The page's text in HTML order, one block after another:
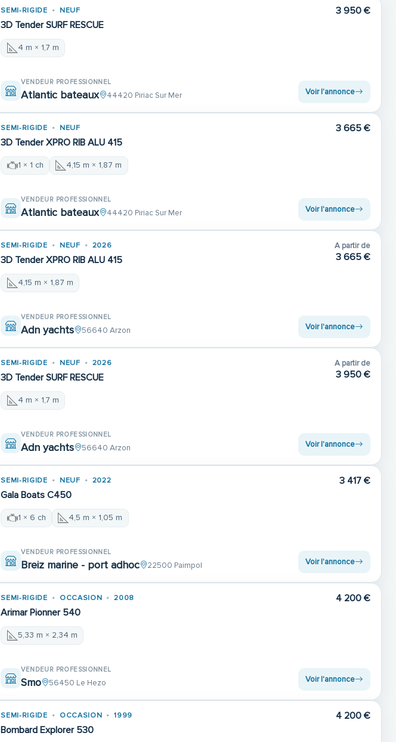
SEMI-RIGIDE NEUF
3D Tender SURF RESCUE
3 950 €
4 m × 1,7 m
VENDEUR PROFESSIONNEL
Atlantic bateaux 44420 Piriac Sur Mer Voir l'annonce
SEMI-RIGIDE NEUF
3D Tender XPRO RIB ALU 415
3 665 €
1 × 1 ch 4,15 m × 1,87 m
VENDEUR PROFESSIONNEL
Atlantic bateaux 44420 Piriac Sur Mer Voir l'annonce
SEMI-RIGIDE NEUF 2026
3D Tender XPRO RIB ALU 415
A partir de
3 665 €
4,15 m × 1,87 m
VENDEUR PROFESSIONNEL
Adn yachts 56640 Arzon Voir l'annonce
SEMI-RIGIDE NEUF 2026
3D Tender SURF RESCUE
A partir de
3 950 €
4 m × 1,7 m
VENDEUR PROFESSIONNEL
Adn yachts 56640 Arzon Voir l'annonce
SEMI-RIGIDE NEUF 2022
Gala Boats C450
3 417 €
1 × 6 ch 4,5 m × 1,05 m
VENDEUR PROFESSIONNEL
Breiz marine - port adhoc 22500 Paimpol Voir l'annonce
SEMI-RIGIDE OCCASION 2008
Arimar Pionner 540
4 200 €
5,33 m × 2,34 m
VENDEUR PROFESSIONNEL
Smo 56450 Le Hezo Voir l'annonce
SEMI-RIGIDE OCCASION 1999
Bombard Explorer 530
4 200 €